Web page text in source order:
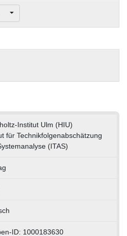
Institut Ulm (HIU)
für Technikfolgenabschätzung
(ITAS)
ID: 1000183630